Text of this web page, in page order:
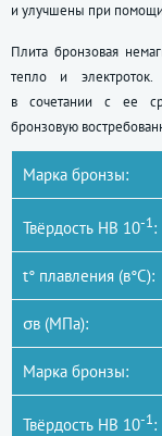
и улучшены при
Плита бронзовая
тепло и электроток.
в сочетании с ее
бронзовую
Марка бронзы:
Твёрдость НВ 10-1:
t° плавления (в°С):
σв (МПа):
Марка бронзы:
Твёрдость НВ 10-1: